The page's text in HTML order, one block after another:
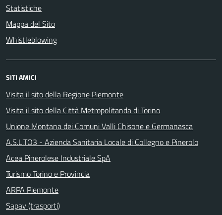
Statistiche
Mappa del Sito
Whistleblowing
SITI AMICI
Visita il sito della Regione Piemonte
Visita il sito della Città Metropolitanda di Torino
Unione Montana dei Comuni Valli Chisone e Germanasca
A.S.L.TO3 - Azienda Sanitaria Locale di Collegno e Pinerolo
Acea Pinerolese Industriale SpA
Turismo Torino e Provincia
ARPA Piemonte
Sapav (trasporti)